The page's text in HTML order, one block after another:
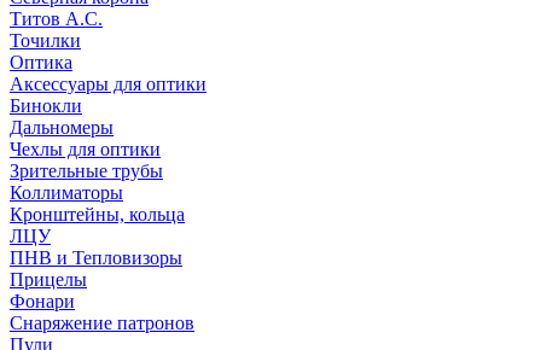
Титов А.С.
Точилки
Оптика
Аксессуары для оптики
Бинокли
Дальномеры
Чехлы для оптики
Зрительные трубы
Коллиматоры
Кронштейны, кольца
ЛЦУ
ПНВ и Тепловизоры
Прицелы
Фонари
Снаряжение патронов
Пули